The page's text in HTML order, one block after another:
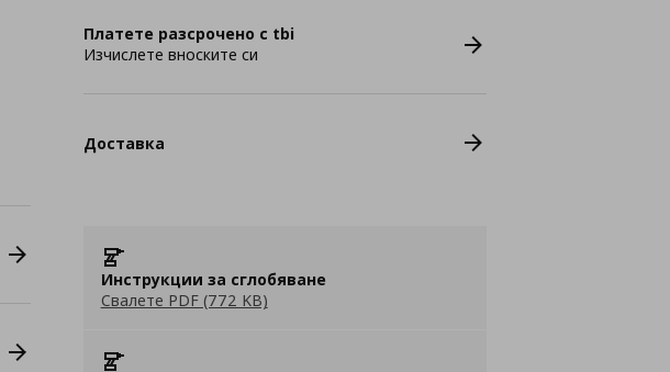
Платете разсрочено с tbi
Изчислете вноските си
Доставка
Инструкции за сглобяване
Свалете PDF (772 KB)